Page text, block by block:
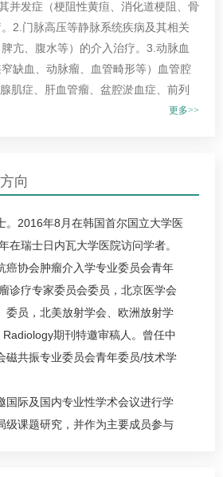
并发症（梗阻性黄疸、消化道梗阻、骨
2.门脉高压等静脉系统疾病及其相关
脾亢、腹水等）的介入治疗。3.动脉血
缺血、动脉瘤、血管畸形等）血管腔
肌症、肝血管瘤、盆腔淤血症、前列
更多>>
向
。2016年8月在韩国首尔国立大学医
在瑞士日内瓦大学医院访问学者。
癌协会肿瘤介入学专业委员会青年
诊疗专家委员会委员，北京医学会
委员，北美放射学会、欧洲放射学
期刊特邀审稿人。曾任中
磁共振专业委员会青年委员/技术学
国际及国内专业性学术会议进行学
级课题研究，并作为主要成员参与